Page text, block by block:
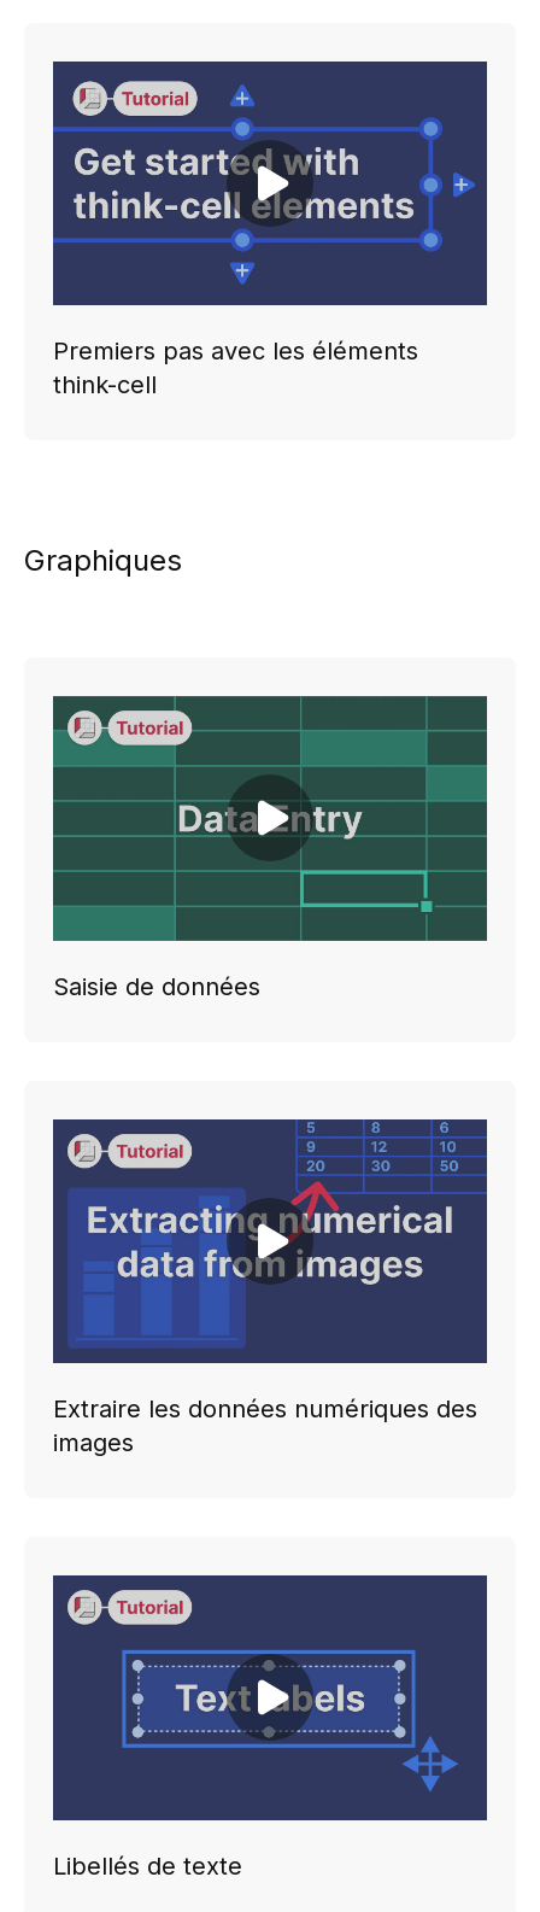
Play video
Premiers pas avec les éléments
think-cell
Graphiques
Play video
Saisie de données
Play video
Extraire les données numériques des
images
Play video
Libellés de texte